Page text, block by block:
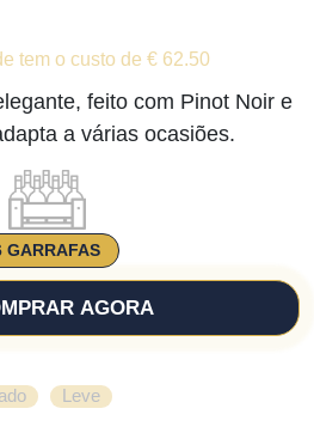
tem o custo de € 62.50
feito com Pinot Noir e
a várias ocasiões.
GARRAFAS
AGORA
Leve